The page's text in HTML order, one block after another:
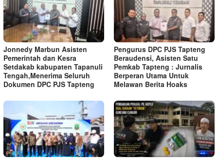
Jonnedy Marbun Asisten
Pemerintah dan Kesra
Setdakab kabupaten Tapanuli
Tengah,Menerima Seluruh
Dokumen DPC PJS Tapteng
Pengurus DPC PJS Tapteng
Beraudensi, Asisten Satu
Pemkab Tapteng : Jurnalis
Berperan Utama Untuk
Melawan Berita Hoaks